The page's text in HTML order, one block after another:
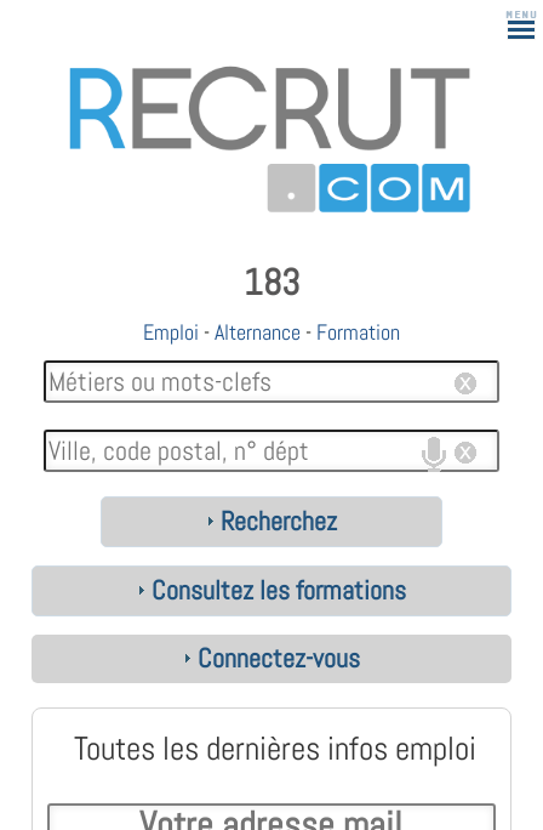
183
Emploi -Alternance - Formation
Recherchez
Consultez les formations
Connectez-vous
Toutes les dernières infos emploi